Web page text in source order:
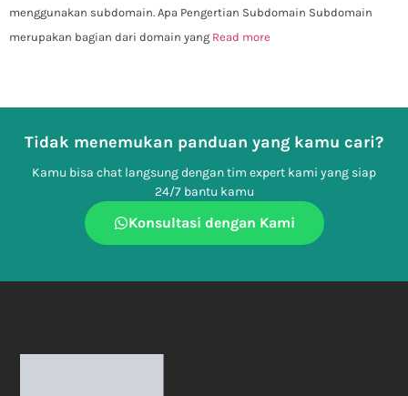
menggunakan subdomain. Apa Pengertian Subdomain Subdomain
merupakan bagian dari domain yang Read more
Tidak menemukan panduan yang kamu cari?
Kamu bisa chat langsung dengan tim expert kami yang siap
24/7 bantu kamu
Konsultasi dengan Kami